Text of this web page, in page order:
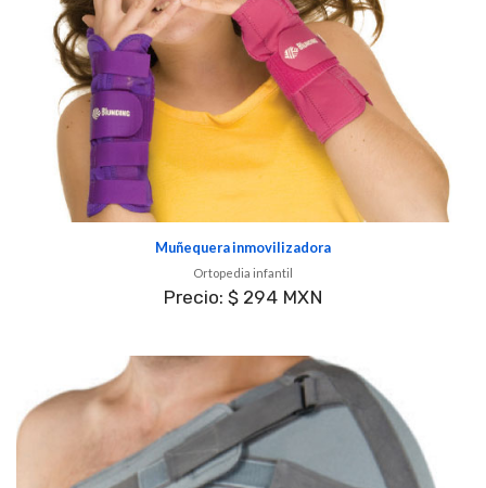
Muñequera inmovilizadora
Ortopedia infantil
Precio: $ 294 MXN